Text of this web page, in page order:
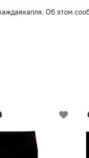
Об этом